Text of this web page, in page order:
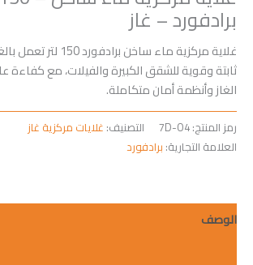
برادفورد – غاز
غلاية مركزية ماء ساخن
ثابتة وقوية للشقق الكبيرة والفيلات، مع كفاءة
الغاز وأنظمة أمان متكاملة.
رمز المنتج:7D-O4 التصنيف: غلايات مركزية غاز
العلامة التجارية: برادفورد
الوصف